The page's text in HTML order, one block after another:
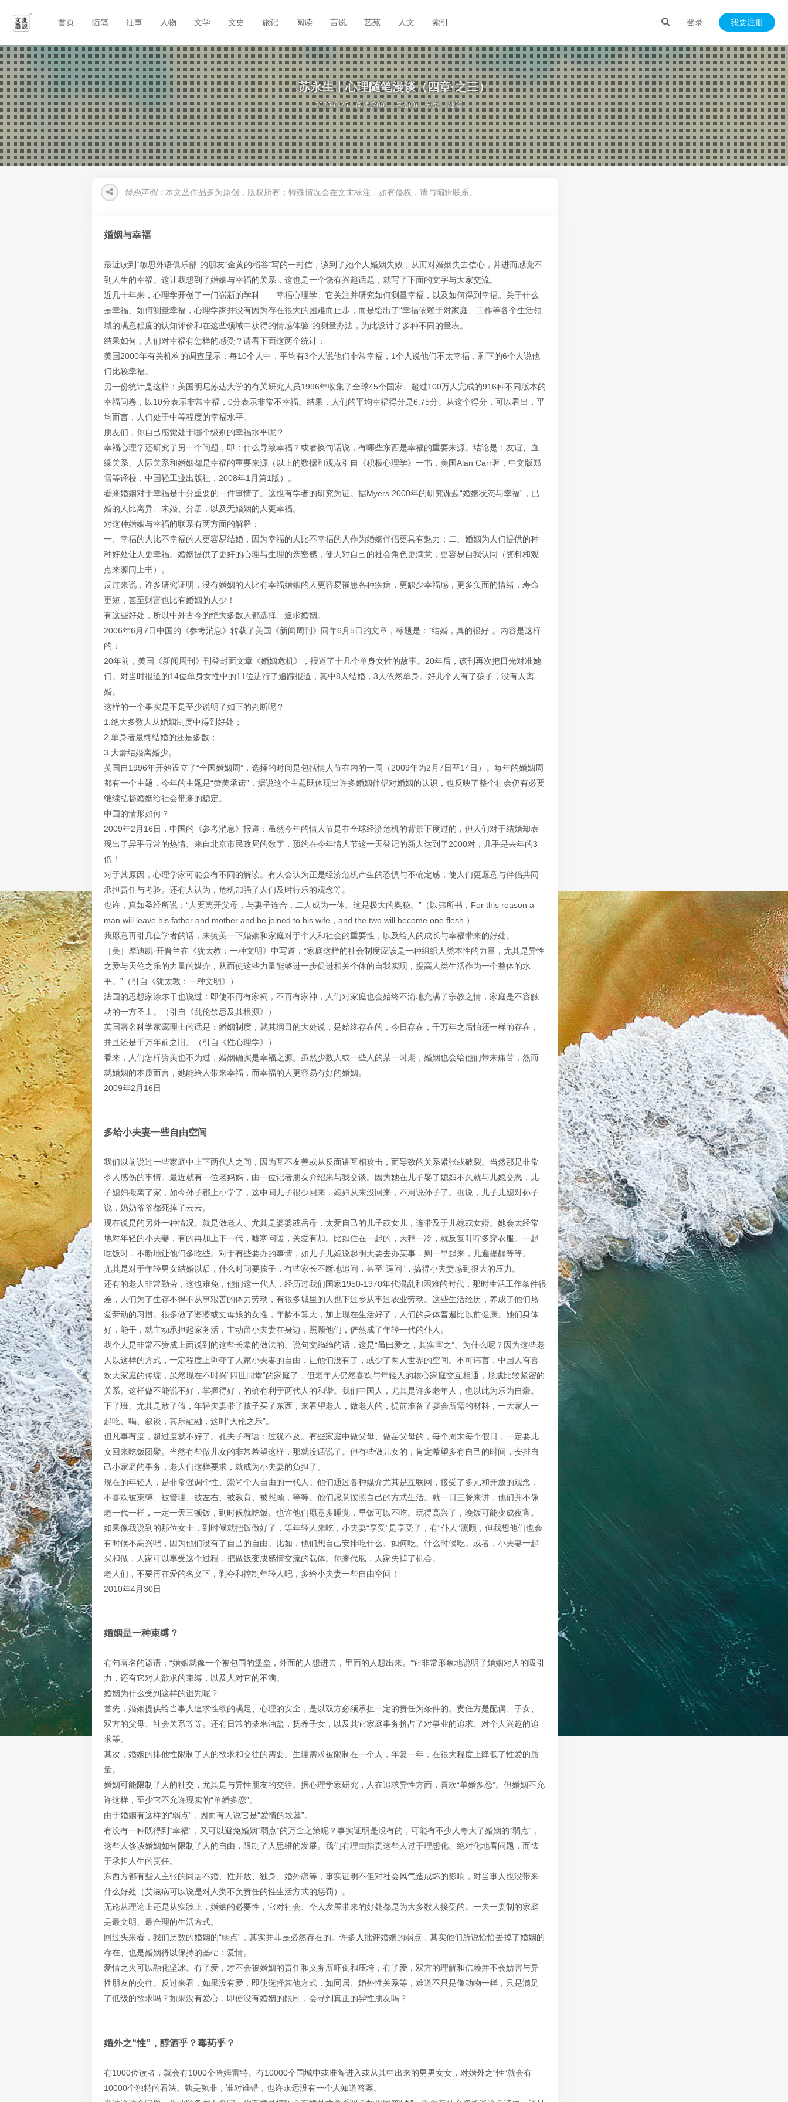
登录 我要注册
首页 随笔 往事 人物 文学 文史 旅记 阅读 言说 艺苑 人文 索引
苏永生丨心理随笔漫谈（四章·之三）
2026-6-25 阅读(260) 评论(0) 分类：随笔
特别声明： 本文丛作品多为原创，版权所有；特殊情况会在文末标注，如有侵权，请与编辑联系。
婚姻与幸福
最近读到“敏思外语俱乐部”的朋友“金黄的稻谷”写的一封信，谈到了她个人婚姻失败，从而对婚姻失去信心，并进而感觉不
到人生的幸福。这让我想到了婚姻与幸福的关系，这也是一个饶有兴趣话题，就写了下面的文字与大家交流。
近几十年来，心理学开创了一门崭新的学科——幸福心理学。它关注并研究如何测量幸福，以及如何得到幸福。关于什么
是幸福、如何测量幸福，心理学家并没有因为存在很大的困难而止步，而是给出了“幸福依赖于对家庭、工作等各个生活领
域的满意程度的认知评价和在这些领域中获得的情感体验”的测量办法，为此设计了多种不同的量表。
结果如何，人们对幸福有怎样的感受？请看下面这两个统计：
美国2000年有关机构的调查显示：每10个人中，平均有3个人说他们非常幸福，1个人说他们不太幸福，剩下的6个人说他
们比较幸福。
另一份统计是这样：美国明尼苏达大学的有关研究人员1996年收集了全球45个国家、超过100万人完成的916种不同版本的
幸福问卷，以10分表示非常幸福，0分表示非常不幸福。结果，人们的平均幸福得分是6.75分。从这个得分，可以看出，平
均而言，人们处于中等程度的幸福水平。
朋友们，你自己感觉处于哪个级别的幸福水平呢？
幸福心理学还研究了另一个问题，即：什么导致幸福？或者换句话说，有哪些东西是幸福的重要来源。结论是：友谊、血
缘关系、人际关系和婚姻都是幸福的重要来源（以上的数据和观点引自《积极心理学》一书，美国Alan Carr著，中文版郑
雪等译校，中国轻工业出版社，2008年1月第1版）。
看来婚姻对于幸福是十分重要的一件事情了。这也有学者的研究为证。据Myers 2000年的研究课题“婚姻状态与幸福”，已
婚的人比离异、未婚、分居，以及无婚姻的人更幸福。
对这种婚姻与幸福的联系有两方面的解释：
一、幸福的人比不幸福的人更容易结婚，因为幸福的人比不幸福的人作为婚姻伴侣更具有魅力；二、婚姻为人们提供的种
种好处让人更幸福。婚姻提供了更好的心理与生理的亲密感，使人对自己的社会角色更满意，更容易自我认同（资料和观
点来源同上书）。
反过来说，许多研究证明，没有婚姻的人比有幸福婚姻的人更容易罹患各种疾病，更缺少幸福感，更多负面的情绪，寿命
更短，甚至财富也比有婚姻的人少！
有这些好处，所以中外古今的绝大多数人都选择、追求婚姻。
2006年6月7日中国的《参考消息》转载了美国《新闻周刊》同年6月5日的文章，标题是：“结婚，真的很好”。内容是这样
的：
20年前，美国《新闻周刊》刊登封面文章《婚姻危机》，报道了十几个单身女性的故事。20年后，该刊再次把目光对准她
们。对当时报道的14位单身女性中的11位进行了追踪报道，其中8人结婚，3人依然单身。好几个人有了孩子，没有人离
婚。
这样的一个事实是不是至少说明了如下的判断呢？
1.绝大多数人从婚姻制度中得到好处；
2.单身者最终结婚的还是多数；
3.大龄结婚离婚少。
英国自1996年开始设立了“全国婚姻周”，选择的时间是包括情人节在内的一周（2009年为2月7日至14日）。每年的婚姻周
都有一个主题，今年的主题是“赞美承诺”，据说这个主题既体现出许多婚姻伴侣对婚姻的认识，也反映了整个社会仍有必要
继续弘扬婚姻给社会带来的稳定。
中国的情形如何？
2009年2月16日，中国的《参考消息》报道：虽然今年的情人节是在全球经济危机的背景下度过的，但人们对于结婚却表
现出了异乎寻常的热情。来自北京市民政局的数字，预约在今年情人节这一天登记的新人达到了2000对，几乎是去年的3
倍！
对于其原因，心理学家可能会有不同的解读。有人会认为正是经济危机产生的恐惧与不确定感，使人们更愿意与伴侣共同
承担责任与考验。还有人认为，危机加强了人们及时行乐的观念等。
也许，真如圣经所说：“人要离开父母，与妻子连合，二人成为一体。这是极大的奥秘。”（以弗所书，For this reason a
man will leave his father and mother and be joined to his wife，and the two will become one flesh.）
我愿意再引几位学者的话，来赞美一下婚姻和家庭对于个人和社会的重要性，以及给人的成长与幸福带来的好处。
［美］摩迪凯·开普兰在《犹太教：一种文明》中写道：“家庭这样的社会制度应该是一种组织人类本性的力量，尤其是异性
之爱与天伦之乐的力量的媒介，从而使这些力量能够进一步促进相关个体的自我实现，提高人类生活作为一个整体的水
平。”（引自《犹太教：一种文明》）
法国的思想家涂尔干也说过：即使不再有家祠，不再有家神，人们对家庭也会始终不渝地充满了宗教之情，家庭是不容触
动的一方圣土。（引自《乱伦禁忌及其根源》）
英国著名科学家霭理士的话是：婚姻制度，就其纲目的大处说，是始终存在的，今日存在，千万年之后怕还一样的存在，
并且还是千万年前之旧。（引自《性心理学》）
看来，人们怎样赞美也不为过，婚姻确实是幸福之源。虽然少数人或一些人的某一时期，婚姻也会给他们带来痛苦，然而
就婚姻的本质而言，她能给人带来幸福，而幸福的人更容易有好的婚姻。
2009年2月16日
多给小夫妻一些自由空间
我们以前说过一些家庭中上下两代人之间，因为互不友善或从反面讲互相攻击，而导致的关系紧张或破裂。当然那是非常
令人感伤的事情。最近就有一位老妈妈，由一位记者朋友介绍来与我交谈。因为她在儿子娶了媳妇不久就与儿媳交恶，儿
子媳妇搬离了家，如今孙子都上小学了，这中间儿子很少回来，媳妇从来没回来，不用说孙子了。据说，儿子儿媳对孙子
说，奶奶爷爷都死掉了云云。
现在说是的另外一种情况。就是做老人、尤其是婆婆或岳母，太爱自己的儿子或女儿，连带及于儿媳或女婿。她会太经常
地对年轻的小夫妻，有的再加上下一代，嘘寒问暖，关爱有加。比如住在一起的，天稍一冷，就反复叮咛多穿衣服。一起
吃饭时，不断地让他们多吃些。对于有些要办的事情，如儿子儿媳说起明天要去办某事，则一早起来，几遍提醒等等。
尤其是对于年轻男女结婚以后，什么时间要孩子，有些家长不断地追问，甚至“逼问”，搞得小夫妻感到很大的压力。
还有的老人非常勤劳，这也难免，他们这一代人，经历过我们国家1950-1970年代混乱和困难的时代，那时生活工作条件很
差，人们为了生存不得不从事艰苦的体力劳动，有很多城里的人也下过乡从事过农业劳动。这些生活经历，养成了他们热
爱劳动的习惯。很多做了婆婆或丈母娘的女性，年龄不算大，加上现在生活好了，人们的身体普遍比以前健康。她们身体
好，能干，就主动承担起家务活，主动留小夫妻在身边，照顾他们，俨然成了年轻一代的仆人。
我个人是非常不赞成上面说到的这些长辈的做法的。说句文绉绉的话，这是“虽曰爱之，其实害之”。为什么呢？因为这些老
人以这样的方式，一定程度上剥夺了人家小夫妻的自由，让他们没有了，或少了两人世界的空间。不可讳言，中国人有喜
欢大家庭的传统，虽然现在不时兴“四世同堂”的家庭了，但老年人仍然喜欢与年轻人的核心家庭交互相通，形成比较紧密的
关系。这样做不能说不好，掌握得好，的确有利于两代人的和谐。我们中国人，尤其是许多老年人，也以此为乐为自豪。
下了班、尤其是放了假，年轻夫妻带了孩子买了东西，来看望老人，做老人的，提前准备了宴会所需的材料，一大家人一
起吃、喝、叙谈，其乐融融，这叫“天伦之乐”。
但凡事有度，超过度就不好了。孔夫子有语：过犹不及。有些家庭中做父母、做岳父母的，每个周末每个假日，一定要儿
女回来吃饭团聚。当然有些做儿女的非常希望这样，那就没话说了。但有些做儿女的，肯定希望多有自己的时间，安排自
己小家庭的事务，老人们这样要求，就成为小夫妻的负担了。
现在的年轻人，是非常强调个性、崇尚个人自由的一代人。他们通过各种媒介尤其是互联网，接受了多元和开放的观念，
不喜欢被束缚、被管理、被左右、被教育、被照顾，等等。他们愿意按照自己的方式生活。就一日三餐来讲，他们并不像
老一代一样，一定一天三顿饭，到时候就吃饭。也许他们愿意多睡觉，早饭可以不吃。玩得高兴了，晚饭可能变成夜宵。
如果像我说到的那位女士，到时候就把饭做好了，等年轻人来吃，小夫妻“享受”是享受了，有“仆人”照顾，但我想他们也会
有时候不高兴吧，因为他们没有了自己的自由。比如，他们想自己安排吃什么、如何吃、什么时候吃。或者，小夫妻一起
买和做，人家可以享受这个过程，把做饭变成感情交流的载体。你来代庖，人家失掉了机会。
老人们，不要再在爱的名义下，剥夺和控制年轻人吧，多给小夫妻一些自由空间！
2010年4月30日
婚姻是一种束缚？
有句著名的谚语：“婚姻就像一个被包围的堡垒，外面的人想进去，里面的人想出来。”它非常形象地说明了婚姻对人的吸引
力，还有它对人欲求的束缚，以及人对它的不满。
婚姻为什么受到这样的诅咒呢？
首先，婚姻提供给当事人追求性欲的满足、心理的安全，是以双方必须承担一定的责任为条件的。责任方是配偶、子女、
双方的父母、社会关系等等。还有日常的柴米油盐，抚养子女，以及其它家庭事务挤占了对事业的追求、对个人兴趣的追
求等。
其次，婚姻的排他性限制了人的欲求和交往的需要。生理需求被限制在一个人，年复一年，在很大程度上降低了性爱的质
量。
婚姻可能限制了人的社交，尤其是与异性朋友的交往。据心理学家研究，人在追求异性方面，喜欢“单婚多恋”。但婚姻不允
许这样，至少它不允许现实的“单婚多恋”。
由于婚姻有这样的“弱点”，因而有人说它是“爱情的坟墓”。
有没有一种既得到“幸福”，又可以避免婚姻“弱点”的万全之策呢？事实证明是没有的，可能有不少人夸大了婚姻的“弱点”，
这些人侈谈婚姻如何限制了人的自由，限制了人思维的发展。我们有理由指责这些人过于理想化、绝对化地看问题，而怯
于承担人生的责任。
东西方都有些人主张的同居不婚、性开放、独身、婚外恋等，事实证明不但对社会风气造成坏的影响，对当事人也没带来
什么好处（艾滋病可以说是对人类不负责任的性生活方式的惩罚）。
无论从理论上还是从实践上，婚姻的必要性，它对社会、个人发展带来的好处都是为大多数人接受的。一夫一妻制的家庭
是最文明、最合理的生活方式。
回过头来看，我们历数的婚姻的“弱点”，其实并非是必然存在的。许多人批评婚姻的弱点，其实他们所说恰恰丢掉了婚姻的
存在、也是婚姻得以保持的基础：爱情。
爱情之火可以融化坚冰。有了爱，才不会被婚姻的责任和义务所吓倒和压垮；有了爱，双方的理解和信赖并不会妨害与异
性朋友的交往。反过来看，如果没有爱，即使选择其他方式，如同居、婚外性关系等，难道不只是像动物一样，只是满足
了低级的欲求吗？如果没有爱心，即使没有婚姻的限制，会寻到真正的异性朋友吗？
婚外之“性”，醇酒乎？毒药乎？
有1000位读者，就会有1000个哈姆雷特。有10000个围城中或准备进入或从其中出来的男男女女，对婚外之“性”就会有
10000个独特的看法。孰是孰非，谁对谁错，也许永远没有一个人知道答案。